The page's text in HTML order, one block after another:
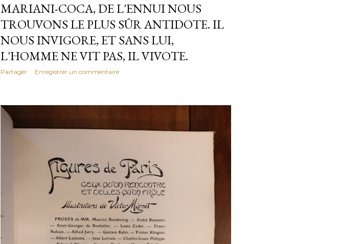
MARIANI-COCA, DE L'ENNUI NOUS
TROUVONS LE PLUS SÛR ANTIDOTE. IL
NOUS INVIGORE, ET SANS LUI,
L'HOMME NE VIT PAS, IL VIVOTE.
Partager Enregistrer un commentaire